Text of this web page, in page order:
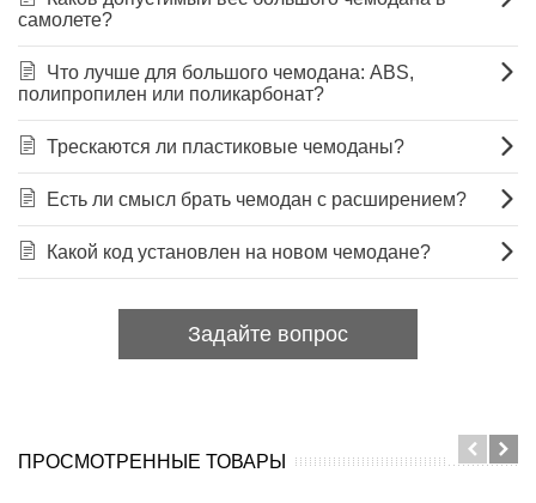
самолете?
Что лучше для большого чемодана: ABS,
полипропилен или поликарбонат?
Трескаются ли пластиковые чемоданы?
Есть ли смысл брать чемодан с расширением?
Какой код установлен на новом чемодане?
Задайте вопрос
ПРОСМОТРЕННЫЕ ТОВАРЫ